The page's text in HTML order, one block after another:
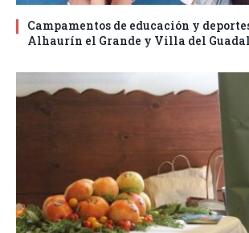
Campamentos de educación y
Alhaurín el Grande y Villa del